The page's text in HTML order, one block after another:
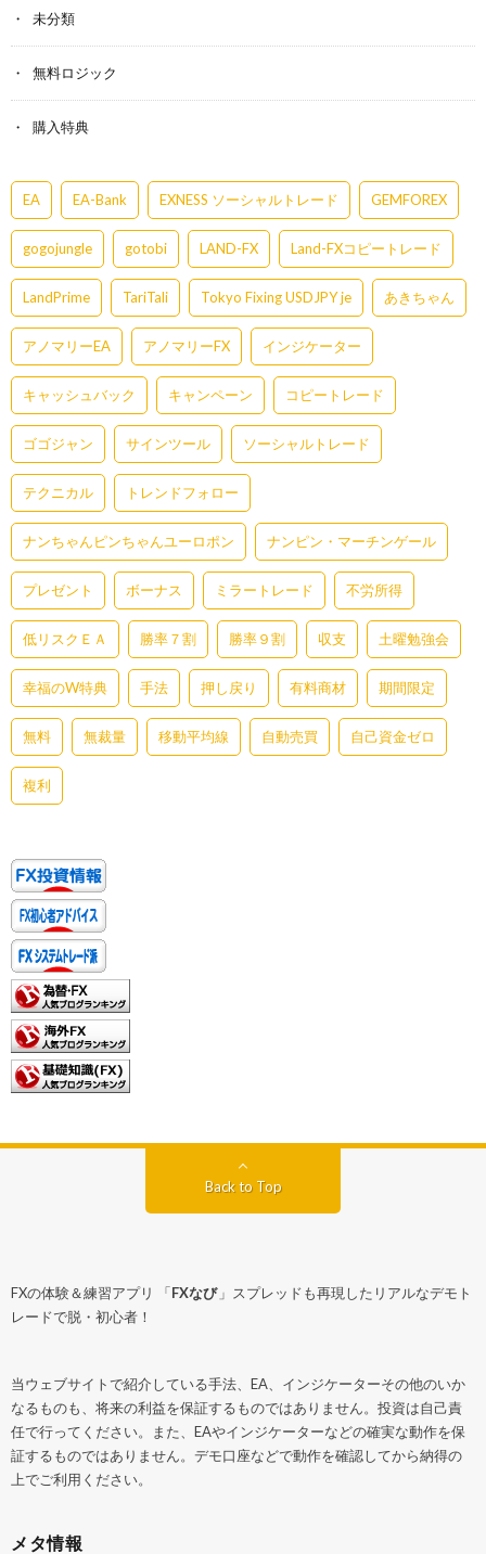
未分類
無料ロジック
購入特典
EA EA-Bank EXNESS ソーシャルトレード GEMFOREX
gogojungle gotobi LAND-FX Land-FXコピートレード
LandPrime TariTali Tokyo Fixing USDJPY je あきちゃん
アノマリーEA アノマリーFX インジケーター
キャッシュバック キャンペーン コピートレード
ゴゴジャン サインツール ソーシャルトレード
テクニカル トレンドフォロー
ナンちゃんピンちゃんユーロポン ナンピン・マーチンゲール
プレゼント ボーナス ミラートレード 不労所得
低リスクＥＡ 勝率７割 勝率９割 収支 土曜勉強会
幸福のW特典 手法 押し戻り 有料商材 期間限定
無料 無裁量 移動平均線 自動売買 自己資金ゼロ
複利
Back to Top
FXの体験＆練習アプリ 「FXなび 」スプレッドも再現したリアルなデモト
レードで脱・初心者！
当ウェブサイトで紹介している手法、EA、インジケーターその他のいか
なるものも、将来の利益を保証するものではありません。投資は自己責
任で行ってください。また、EAやインジケーターなどの確実な動作を保
証するものではありません。デモ口座などで動作を確認してから納得の
上でご利用ください。
メタ情報